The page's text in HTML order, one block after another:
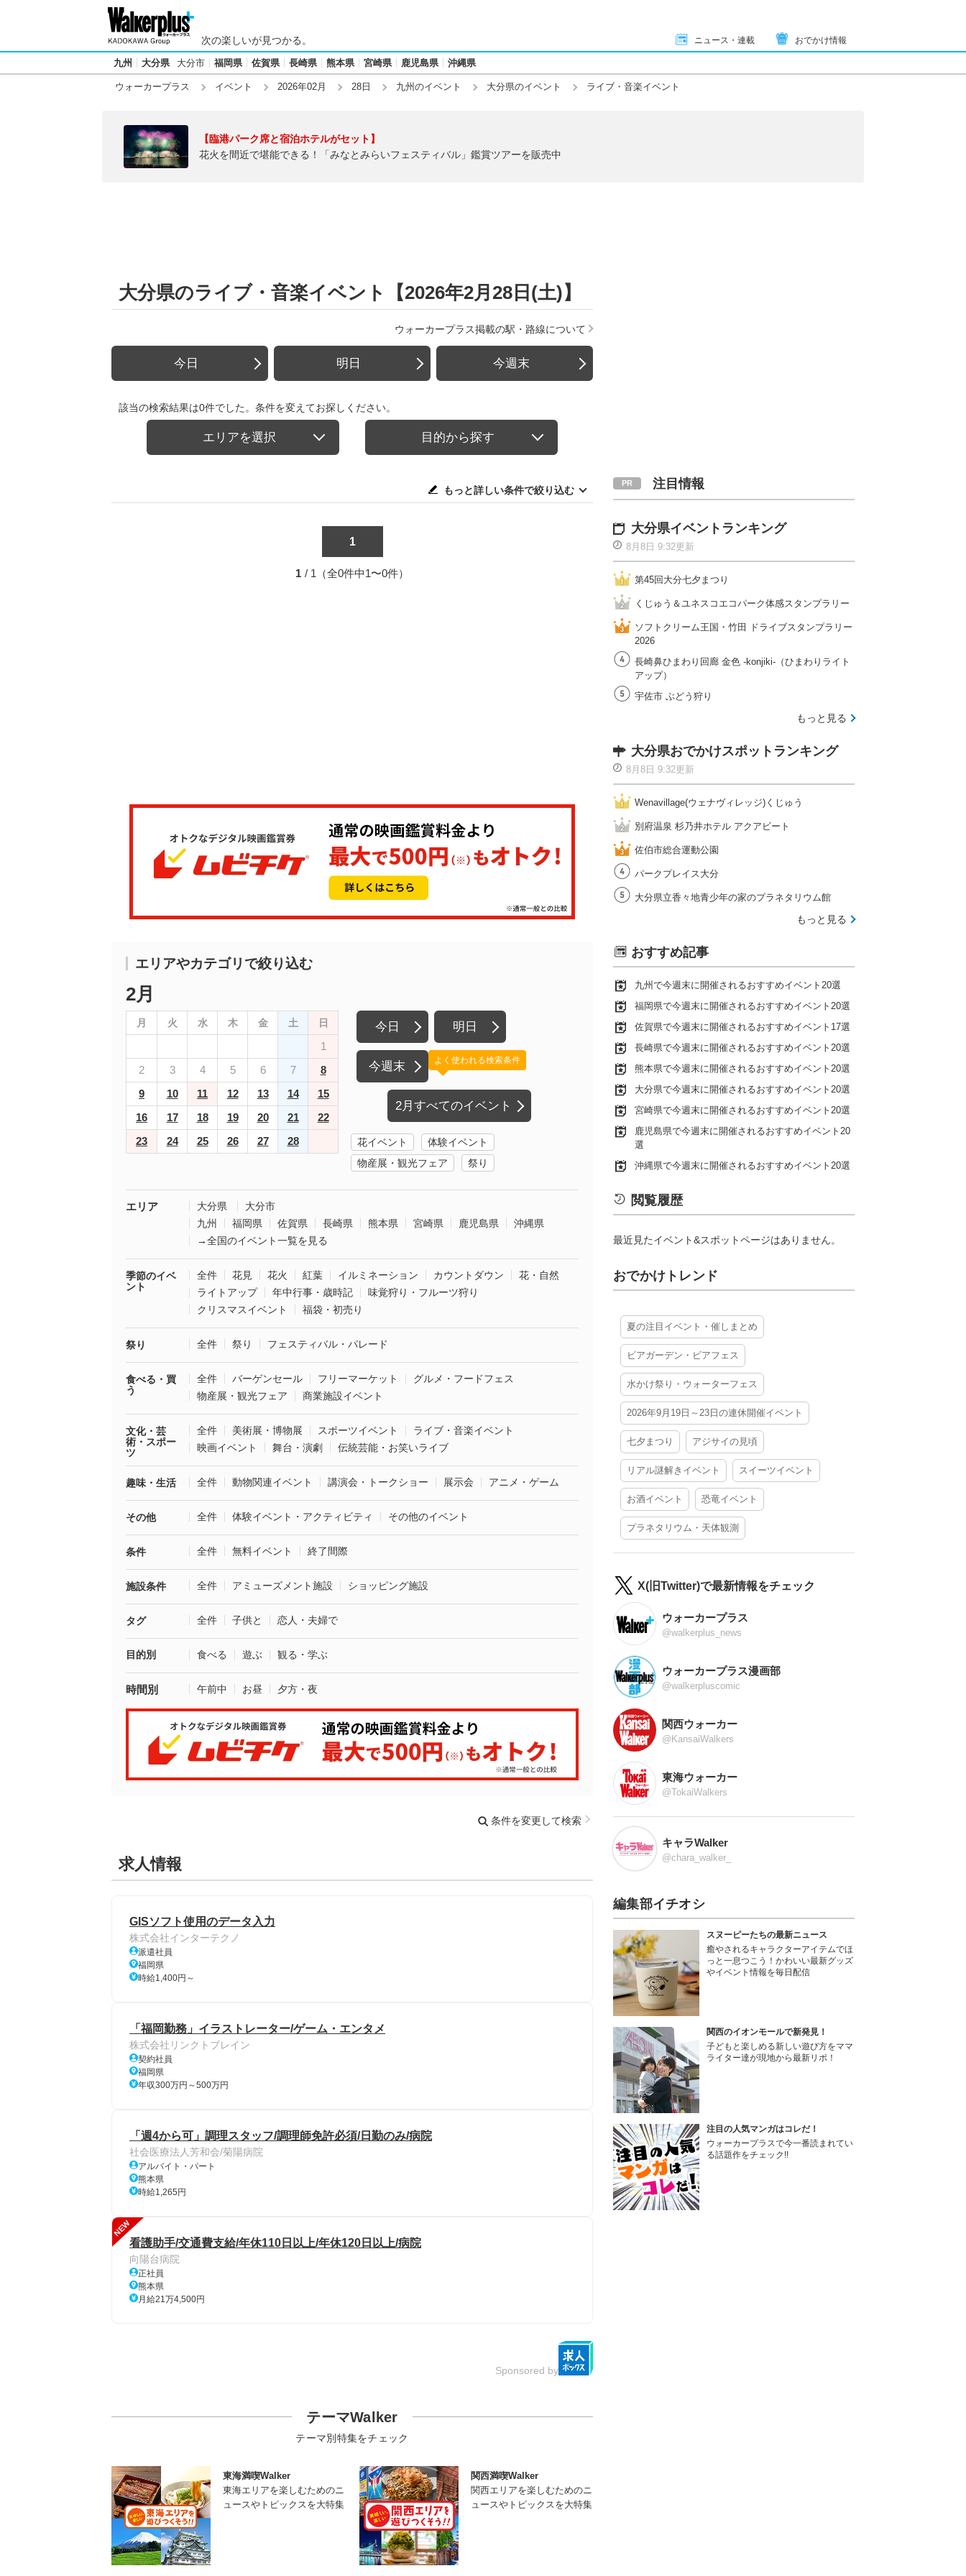
次の楽しいが見つかる。 ニュース・連載 おでかけ情報
九州 大分県 大分市 福岡県 佐賀県 長崎県 熊本県 宮崎県 鹿児島県 沖縄県
ウォーカープラス イベント 2026年02月 28日 九州のイベント 大分県のイベント ライブ・音楽イベント
【臨港パーク席と宿泊ホテルがセット】
花火を間近で堪能できる！「みなとみらいフェスティバル」鑑賞ツアーを販売中
大分県のライブ・音楽イベント【2026年2月28日(土)】
ウォーカープラス掲載の駅・路線について
今日 明日 今週末
該当の検索結果は0件でした。条件を変えてお探しください。
エリアを選択 目的から探す
もっと詳しい条件で絞り込む
1
1 / 1（全0件中1〜0件）
エリアやカテゴリで絞り込む
2月
月 火 水 木 金 土 日
1
2
3 4 5 6 7
8
9
10 11 12 13 14
15
16
17 18 19 20 21
22
23
24 25 26 27 28
今日 明日
今週末
2月すべてのイベント
よく使われる検索条件
花イベント
体験イベント
物産展・観光フェア
祭り
エリア 大分県
大分市
九州
福岡県 佐賀県 長崎県 熊本県 宮崎県 鹿児島県
沖縄県
→全国のイベント一覧を見る
季節のイベ
ント
全件 花見 花火 紅葉 イルミネーション カウントダウン
花・自然
ライトアップ
年中行事・歳時記
味覚狩り・フルーツ狩り
クリスマスイベント
福袋・初売り
祭り 全件 祭り フェスティバル・パレード
食べる・買
う
全件 バーゲンセール フリーマーケット
グルメ・フードフェス
物産展・観光フェア
商業施設イベント
文化・芸
術・スポー
ツ
全件 美術展・博物展 スポーツイベント
ライブ・音楽イベント
映画イベント
舞台・演劇 伝統芸能・お笑いライブ
趣味・生活 全件 動物関連イベント 講演会・トークショー 展示会 アニメ・ゲーム
その他 全件 体験イベント・アクティビティ その他のイベント
条件 全件 無料イベント 終了間際
施設条件 全件 アミューズメント施設 ショッピング施設
タグ 全件 子供と 恋人・夫婦で
目的別 食べる 遊ぶ 観る・学ぶ
時間別 午前中 お昼 夕方・夜
条件を変更して検索
求人情報
GISソフト使用のデータ入力
株式会社インターテクノ
派遣社員
福岡県
時給1,400円～
「福岡勤務」イラストレーター/ゲーム・エンタメ
株式会社リンクトブレイン
契約社員
福岡県
年収300万円～500万円
「週4から可」調理スタッフ/調理師免許必須/日勤のみ/病院
社会医療法人芳和会/菊陽病院
アルバイト・パート
熊本県
時給1,265円
NEW
看護助手/交通費支給/年休110日以上/年休120日以上/病院
向陽台病院
正社員
熊本県
月給21万4,500円
Sponsored by
テーマWalker
テーマ別特集をチェック
東海満喫Walker
東海エリアを楽しむためのニ
ュースやトピックスを大特集
関西満喫Walker
関西エリアを楽しむためのニ
ュースやトピックスを大特集
注目情報
大分県イベントランキング
8月8日 9:32更新
第45回大分七夕まつり
くじゅう＆ユネスコエコパーク体感スタンプラリー
ソフトクリーム王国・竹田 ドライブスタンプラリー
2026
長崎鼻ひまわり回廊 金色 -konjiki-（ひまわりライト
アップ）
宇佐市 ぶどう狩り
もっと見る
大分県おでかけスポットランキング
8月8日 9:32更新
Wenavillage(ウェナヴィレッジ)くじゅう
別府温泉 杉乃井ホテル アクアビート
佐伯市総合運動公園
パークプレイス大分
大分県立香々地青少年の家のプラネタリウム館
もっと見る
おすすめ記事
九州で今週末に開催されるおすすめイベント20選
福岡県で今週末に開催されるおすすめイベント20選
佐賀県で今週末に開催されるおすすめイベント17選
長崎県で今週末に開催されるおすすめイベント20選
熊本県で今週末に開催されるおすすめイベント20選
大分県で今週末に開催されるおすすめイベント20選
宮崎県で今週末に開催されるおすすめイベント20選
鹿児島県で今週末に開催されるおすすめイベント20
選
沖縄県で今週末に開催されるおすすめイベント20選
閲覧履歴
最近見たイベント&スポットページはありません。
おでかけトレンド
夏の注目イベント・催しまとめ
ビアガーデン・ビアフェス
水かけ祭り・ウォーターフェス
2026年9月19日～23日の連休開催イベント
七夕まつり アジサイの見頃
リアル謎解きイベント スイーツイベント
お酒イベント 恐竜イベント
プラネタリウム・天体観測
X(旧Twitter)で最新情報をチェック
ウォーカープラス
@walkerplus_news
ウォーカープラス漫画部
@walkerpluscomic
関西ウォーカー
@KansaiWalkers
東海ウォーカー
@TokaiWalkers
キャラWalker
@chara_walker_
編集部イチオシ
スヌーピーたちの最新ニュース
癒やされるキャラクターアイテムでほ
っと一息つこう！かわいい最新グッズ
やイベント情報を毎日配信
関西のイオンモールで新発見！
子どもと楽しめる新しい遊び方をママ
ライター達が現地から最新リポ！
注目の人気マンガはコレだ！
ウォーカープラスで今一番読まれてい
る話題作をチェック!!